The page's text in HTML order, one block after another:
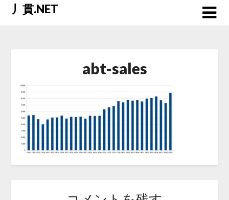
Skip丿貫.NET
abt-sales